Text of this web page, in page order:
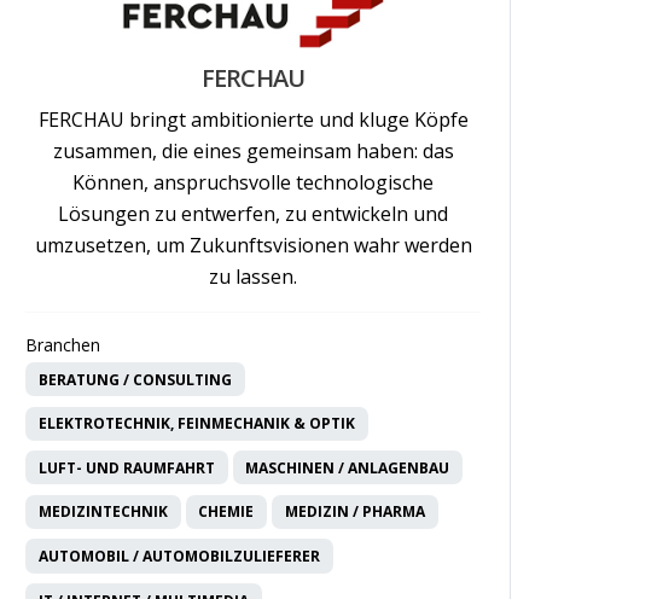
FERCHAU
FERCHAU bringt ambitionierte und kluge Köpfe
zusammen, die eines gemeinsam haben: das
Können, anspruchsvolle technologische
Lösungen zu entwerfen, zu entwickeln und
umzusetzen, um Zukunftsvisionen wahr werden
zu lassen.
Branchen
BERATUNG / CONSULTING
ELEKTROTECHNIK, FEINMECHANIK & OPTIK
LUFT- UND RAUMFAHRT MASCHINEN / ANLAGENBAU
MEDIZINTECHNIK CHEMIE MEDIZIN / PHARMA
AUTOMOBIL / AUTOMOBILZULIEFERER